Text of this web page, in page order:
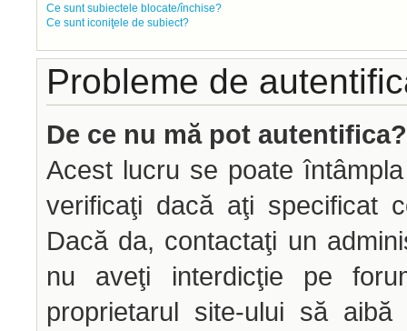
Ce sunt subiectele blocate/închise?
Ce sunt iconiţele de subiect?
Probleme de
De ce nu mă pot autentifica?
Acest lucru se poate
verificaţi dacă aţi specificat
Dacă da, contactaţi un
nu aveţi interdicţie pe
proprietarul site-ului să